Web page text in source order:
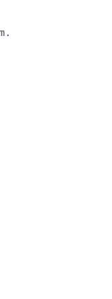
made